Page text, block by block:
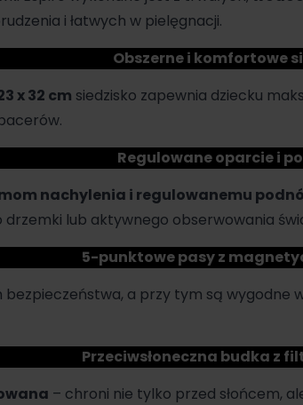
i łatwych w pielęgnacji.
Obszerne i komfortowe
x 32 cm siedzisko zapewnia dziecku
Regulowane oparcie i
nachylenia i regulowanemu
drzemki lub aktywnego obserwowania
5-punktowe pasy z
bezpieczeństwa, a przy tym są wygodne
Przeciwsłoneczna budka z
– chroni nie tylko przed słońcem,